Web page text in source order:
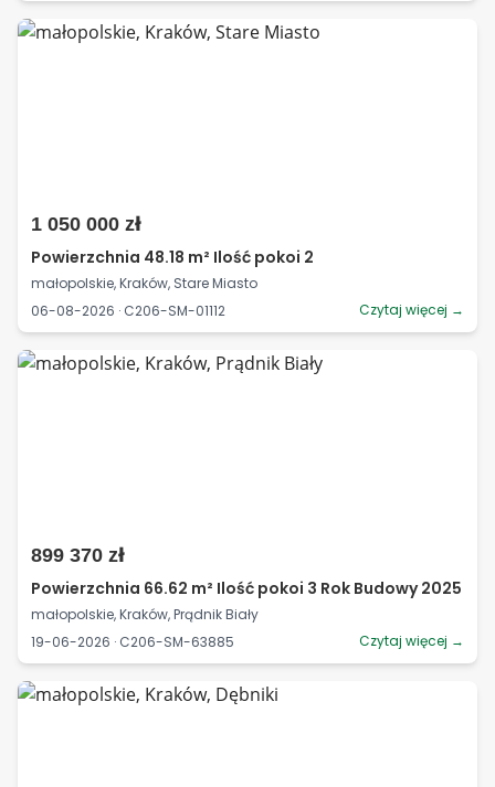
1 050 000 zł
Powierzchnia 48.18 m² Ilość pokoi 2
małopolskie, Kraków, Stare Miasto
06-08-2026 · C206-SM-01112
Czytaj więcej →
899 370 zł
Powierzchnia 66.62 m² Ilość pokoi 3 Rok Budowy 2025
małopolskie, Kraków, Prądnik Biały
19-06-2026 · C206-SM-63885
Czytaj więcej →